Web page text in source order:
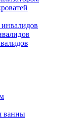
ванны